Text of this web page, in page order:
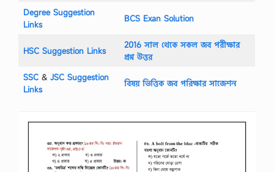
Degree Suggestion
Links
BCS Exan Solution
HSC Suggestion Links
2016 সাল থেকে সকল জব পরীক্ষার
প্রশ্ন উত্তর
SSC ‍& JSC Suggestion
Links
বিষয় ভিত্তিক জব পরিক্ষার সাজেশন